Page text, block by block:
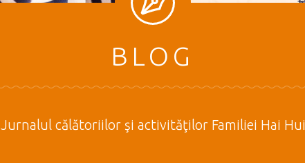
BLOG
Jurnalul călătoriilor şi activităţilor Familiei Hai Hui